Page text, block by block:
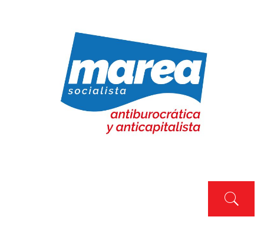
MAREA SOCIALISTA